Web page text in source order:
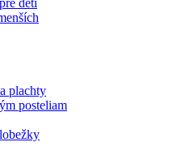
plachty
posteliam